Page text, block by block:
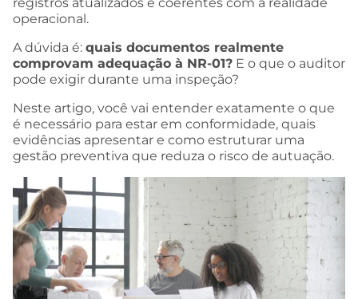
operacional.
A dúvida é: quais documentos realmente
comprovam adequação à NR-01? E o que o auditor
pode exigir durante uma inspeção?
Neste artigo, você vai entender exatamente o que
é necessário para estar em conformidade, quais
evidências apresentar e como estruturar uma
gestão preventiva que reduza o risco de autuação.